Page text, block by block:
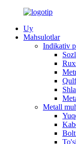
Uy
Mahsulotlar
Indikativ
Metall